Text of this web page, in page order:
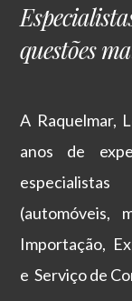
questões
A Raquelmar,
anos de
(automóveis,
Importação,
e Serviço de